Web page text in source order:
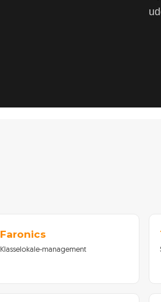
Faronics
Klasselokale-management